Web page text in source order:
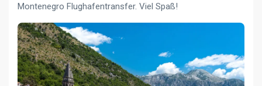
Montenegro Flughafentransfer. Viel Spaß!